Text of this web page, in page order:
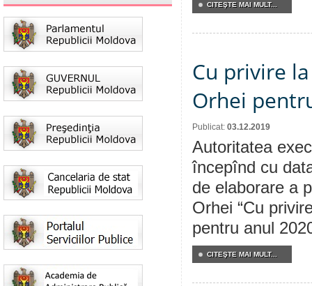
CITEŞTE MAI MULT...
Cu privire
Orhei
Publicat: 03.12.2019
Autoritatea
începînd cu
de elaborare a
Orhei “Cu
pentru anul
CITEŞTE MAI MULT...